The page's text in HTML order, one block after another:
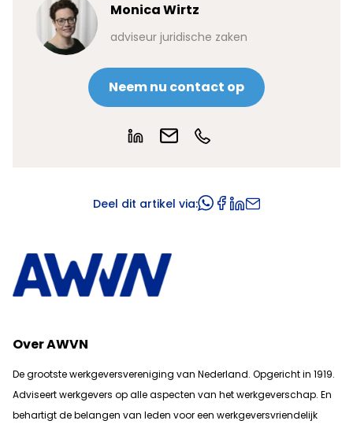
Monica Wirtz
adviseur juridische zaken
Neem nu contact op
Deel dit artikel via:
Over AWVN
De grootste werkgeversvereniging van Nederland. Opgericht in 1919.
Adviseert werkgevers op alle aspecten van het werkgeverschap. En
behartigt de belangen van leden voor een werkgeversvriendelijk